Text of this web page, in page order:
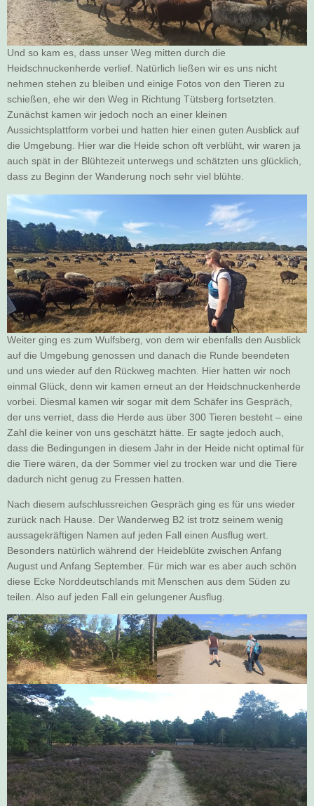
Und so kam es, dass unser Weg mitten durch die
Heidschnuckenherde verlief. Natürlich ließen wir es uns nicht
nehmen stehen zu bleiben und einige Fotos von den Tieren zu
schießen, ehe wir den Weg in Richtung Tütsberg fortsetzten.
Zunächst kamen wir jedoch noch an einer kleinen
Aussichtsplattform vorbei und hatten hier einen guten Ausblick auf
die Umgebung. Hier war die Heide schon oft verblüht, wir waren ja
auch spät in der Blühtezeit unterwegs und schätzten uns glücklich,
dass zu Beginn der Wanderung noch sehr viel blühte.
Weiter ging es zum Wulfsberg, von dem wir ebenfalls den Ausblick
auf die Umgebung genossen und danach die Runde beendeten
und uns wieder auf den Rückweg machten. Hier hatten wir noch
einmal Glück, denn wir kamen erneut an der Heidschnuckenherde
vorbei. Diesmal kamen wir sogar mit dem Schäfer ins Gespräch,
der uns verriet, dass die Herde aus über 300 Tieren besteht – eine
Zahl die keiner von uns geschätzt hätte. Er sagte jedoch auch,
dass die Bedingungen in diesem Jahr in der Heide nicht optimal für
die Tiere wären, da der Sommer viel zu trocken war und die Tiere
dadurch nicht genug zu Fressen hatten.
Nach diesem aufschlussreichen Gespräch ging es für uns wieder
zurück nach Hause. Der Wanderweg B2 ist trotz seinem wenig
aussagekräftigen Namen auf jeden Fall einen Ausflug wert.
Besonders natürlich während der Heideblüte zwischen Anfang
August und Anfang September. Für mich war es aber auch schön
diese Ecke Norddeutschlands mit Menschen aus dem Süden zu
teilen. Also auf jeden Fall ein gelungener Ausflug.